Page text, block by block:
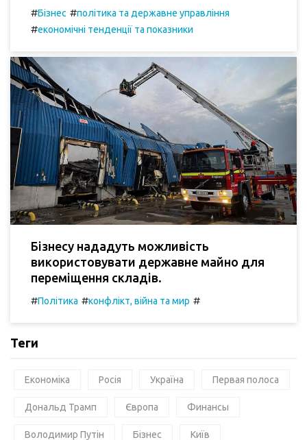
#Бізнес #політика та державне управління
#економічні тенденції та показники
Бізнесу нададуть можливість
використовувати державне майно для
переміщення складів.
#Політика #конфлікт, війна та мир #
Теги
Економіка Росія Україна Первая полоса
Дональд Трамп Європа Финансы
Володимир Путін Бізнес Київ